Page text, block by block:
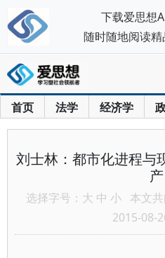
首页 法学 经济学
刘士林：都市化进程与
产
选择字号： 大 中 小 本文
2015-08-
下载爱思想
随时随地阅读